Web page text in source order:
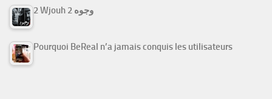
2 Wjouh 2 وجوه
Pourquoi BeReal n’a jamais conquis les utilisateurs